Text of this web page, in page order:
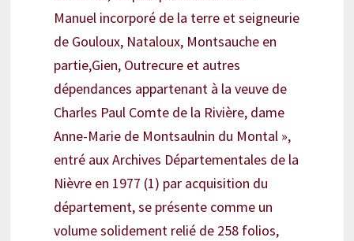
Manuel incorporé de la terre et seigneurie
de Gouloux, Nataloux, Montsauche en
partie,Gien, Outrecure et autres
dépendances appartenant à la veuve de
Charles Paul Comte de la Rivière, dame
Anne-Marie de Montsaulnin du Montal »,
entré aux Archives Départementales de la
Nièvre en 1977 (1) par acquisition du
département, se présente comme un
volume solidement relié de 258 folios,